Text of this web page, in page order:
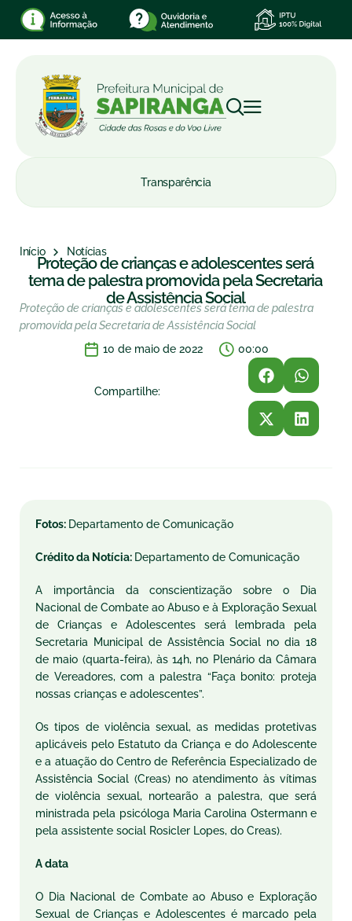
Transparência
Início Notícias
Proteção de crianças e adolescentes será
tema de palestra promovida pela Secretaria
de Assistência Social
Proteção de crianças e adolescentes será tema de palestra
promovida pela Secretaria de Assistência Social
10 de maio de 2022
00:00
Compartilhe:
Fotos: Departamento de Comunicação
Crédito da Notícia: Departamento de Comunicação
A importância da conscientização sobre o Dia
Nacional de Combate ao Abuso e à Exploração Sexual
de Crianças e Adolescentes será lembrada pela
Secretaria Municipal de Assistência Social no dia 18
de maio (quarta-feira), às 14h, no Plenário da Câmara
de Vereadores, com a palestra “Faça bonito: proteja
nossas crianças e adolescentes”.
Os tipos de violência sexual, as medidas protetivas
aplicáveis pelo Estatuto da Criança e do Adolescente
e a atuação do Centro de Referência Especializado de
Assistência Social (Creas) no atendimento às vítimas
de violência sexual, nortearão a palestra, que será
ministrada pela psicóloga Maria Carolina Ostermann e
pela assistente social Rosicler Lopes, do Creas).
A data
O Dia Nacional de Combate ao Abuso e Exploração
Sexual de Crianças e Adolescentes é marcado pela